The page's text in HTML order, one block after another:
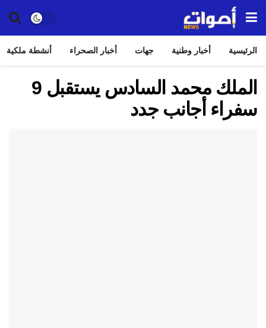
الرئيسية أخبار وطنية جهات أخبار الصحراء أنشطة ملكية
الملك محمد السادس يستقبل 9
سفراء أجانب جدد